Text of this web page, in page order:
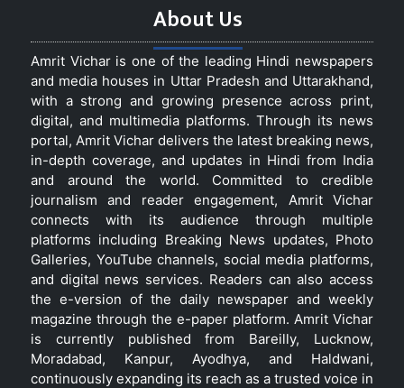
About Us
Amrit Vichar is one of the leading Hindi newspapers
and media houses in Uttar Pradesh and Uttarakhand,
with a strong and growing presence across print,
digital, and multimedia platforms. Through its news
portal, Amrit Vichar delivers the latest breaking news,
in-depth coverage, and updates in Hindi from India
and around the world. Committed to credible
journalism and reader engagement, Amrit Vichar
connects with its audience through multiple
platforms including Breaking News updates, Photo
Galleries, YouTube channels, social media platforms,
and digital news services. Readers can also access
the e-version of the daily newspaper and weekly
magazine through the e-paper platform. Amrit Vichar
is currently published from Bareilly, Lucknow,
Moradabad, Kanpur, Ayodhya, and Haldwani,
continuously expanding its reach as a trusted voice in